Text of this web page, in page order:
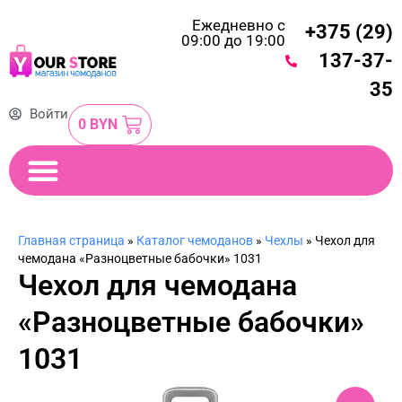
Ежедневно с
09:00 до 19:00
+375 (29)
137-37-
35
Войти
0 BYN
Главная страница » Каталог чемоданов » Чехлы » Чехол для
чемодана «Разноцветные бабочки» 1031
Чехол для чемодана
«Разноцветные бабочки»
1031